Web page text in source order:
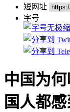
短网址
字号
中国为
国人都